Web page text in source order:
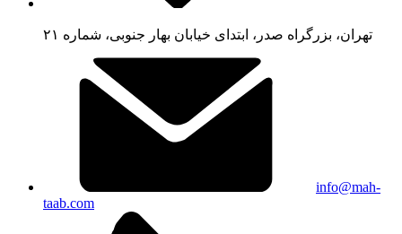
تهران، بزرگراه صدر، ابتدای خیابان بهار جنوبی، شماره ۲۱
info@mah-
taab.com